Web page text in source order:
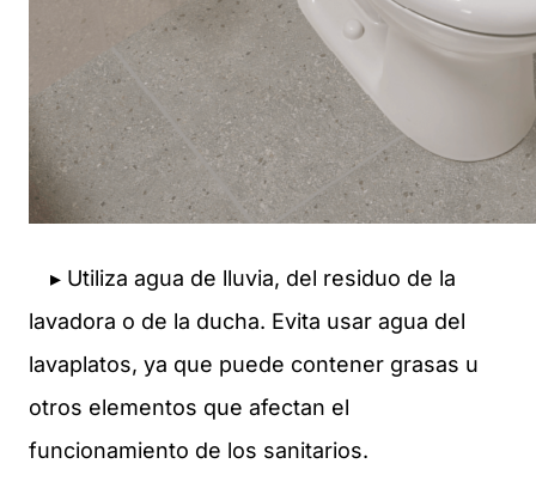
▸ Utiliza agua de lluvia, del residuo de la
lavadora o de la ducha. Evita usar agua del
lavaplatos, ya que puede contener grasas u
otros elementos que afectan el
funcionamiento de los sanitarios.